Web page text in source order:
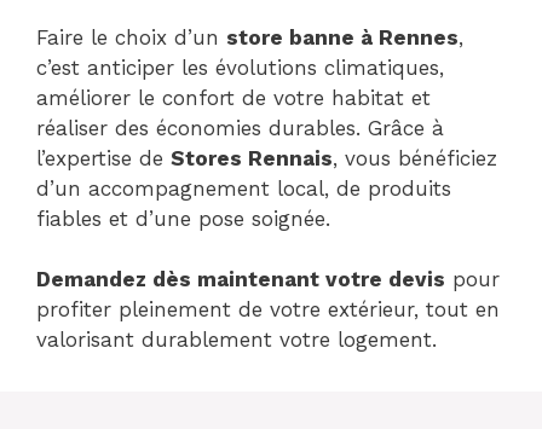
Faire le choix d’un store banne à Rennes,
c’est anticiper les évolutions climatiques,
améliorer le confort de votre habitat et
réaliser des économies durables. Grâce à
l’expertise de Stores Rennais, vous bénéficiez
d’un accompagnement local, de produits
fiables et d’une pose soignée.
Demandez dès maintenant votre devis pour
profiter pleinement de votre extérieur, tout en
valorisant durablement votre logement.